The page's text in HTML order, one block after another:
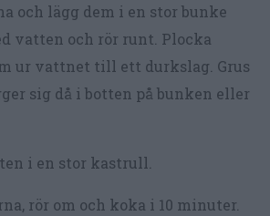
och lägg dem i en stor bunke
vatten och rör runt. Plocka
ur vattnet till ett durkslag. Grus
sig då i botten på bunken eller
i en stor kastrull.
rör om och koka i 10 minuter.